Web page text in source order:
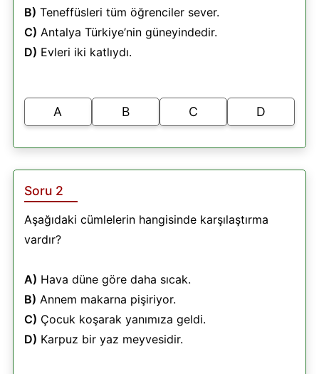
B) Teneffüsleri tüm öğrenciler sever.
C) Antalya Türkiye’nin güneyindedir.
D) Evleri iki katlıydı.
A B C D
Soru 2
Aşağıdaki cümlelerin hangisinde karşılaştırma
vardır?
A) Hava düne göre daha sıcak.
B) Annem makarna pişiriyor.
C) Çocuk koşarak yanımıza geldi.
D) Karpuz bir yaz meyvesidir.